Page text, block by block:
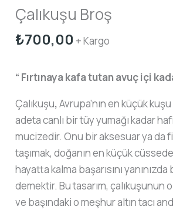
Çalıkuşu Broş
₺700,00 + Kargo
“ Fırtınaya kafa tutan avuç içi
Çalıkuşu, Avrupa’nın en küçük
adeta canlı bir tüy yumağı kadar
mucizedir. Onu bir aksesuar ya da
taşımak, doğanın en küçük
hayatta kalma başarısını
demektir. Bu tasarım, çalıkuşunun
ve başındaki o meşhur altın tacı